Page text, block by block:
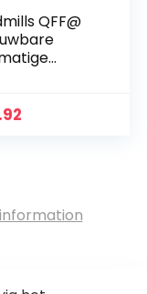
QFF@
Helling Niet